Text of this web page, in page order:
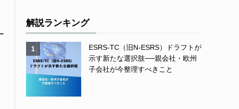
解説ランキング
1
ESRS-TC（旧N-ESRS）ドラフトが
示す新たな選択肢──親会社・欧州
子会社が今整理すべきこと